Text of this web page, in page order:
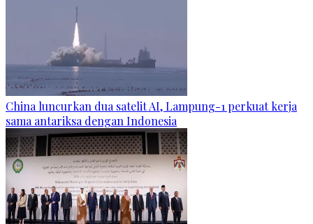
China luncurkan dua satelit AI, Lampung-1 perkuat kerja
sama antariksa dengan Indonesia